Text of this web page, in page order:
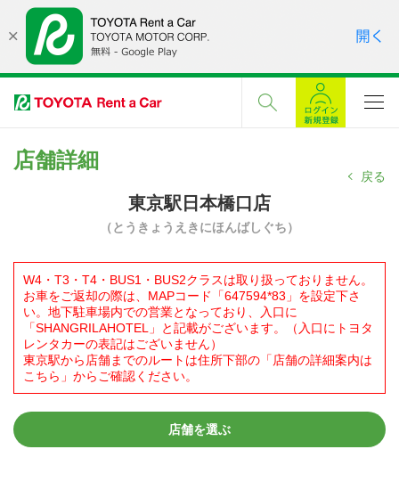
店舗詳細
戻る
東京駅日本橋口店
（とうきょうえきにほんばしぐち）
W4・T3・T4・BUS1・BUS2クラスは取り扱っておりません。
お車をご返却の際は、MAPコード「647594*83」を設定下さ
い。地下駐車場内での営業となっており、入口に
「SHANGRILAHOTEL」と記載がございます。（入口にトヨタ
レンタカーの表記はございません）
東京駅から店舗までのルートは住所下部の「店舗の詳細案内は
こちら」からご確認ください。
店舗を選ぶ